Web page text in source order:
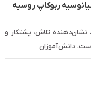
ربوکاپ روسیه
تلاش، پشتکار و
دانش‌آموزان